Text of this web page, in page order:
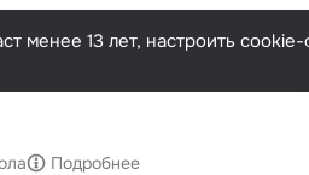
менее 13 лет, настроить
Подробнее